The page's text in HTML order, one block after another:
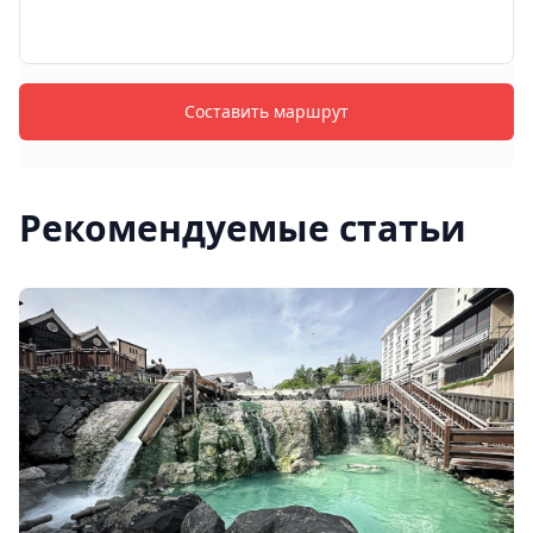
Составить маршрут
Рекомендуемые статьи